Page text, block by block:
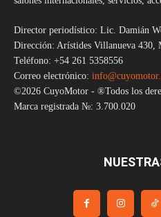
Director periodístico: Lic. Damián
Dirección: Arístides Villanueva 430,
Teléfono: +54 261 5358556
Correo electrónico:
©2026 CuyoMotor - ®Todos los
Marca registrada №: 3.700.020